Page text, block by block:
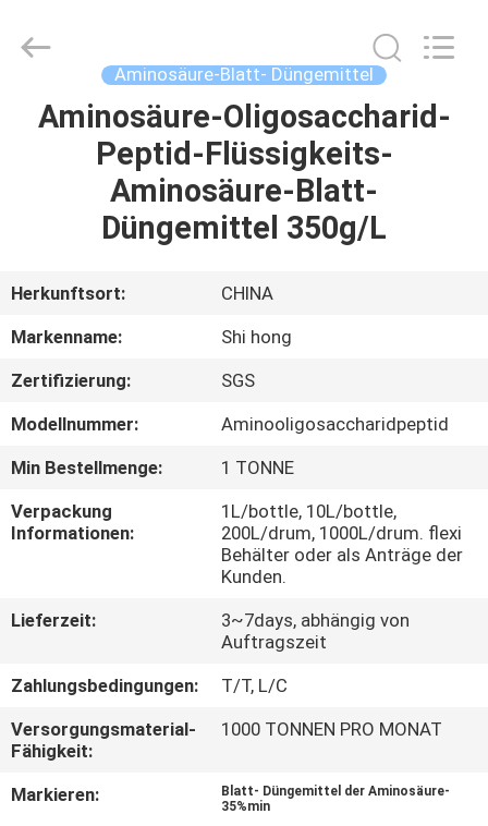
HAUS
PRODUKTE
ÜBER
FABRIK-
AUSFLUG
QUALITÄTSKONTROLLE
TRETEN
MIT
UNS
IN
VERBINDUNG
Technology
Co.,Ltd.
Aminosäure-Blatt- Düngemittel
Aminosäure-Oligosaccharid-
Peptid-Flüssigkeits-
Aminosäure-Blatt-
Düngemittel 350g/L
Herkunftsort:
CHINA
Markenname:
Shi hong
Zertifizierung:
SGS
Modellnummer:
Aminooligosaccharidpeptid
Min Bestellmenge:
1 TONNE
Verpackung
Informationen:
1L/bottle, 10L/bottle,
200L/drum, 1000L/drum. flexi
Behälter oder als Anträge der
Kunden.
Lieferzeit:
3~7days, abhängig von
Auftragszeit
Zahlungsbedingungen:
T/T, L/C
Versorgungsmaterial-
Fähigkeit:
1000 TONNEN PRO MONAT
Markieren:
Blatt- Düngemittel der Aminosäure-
35%min